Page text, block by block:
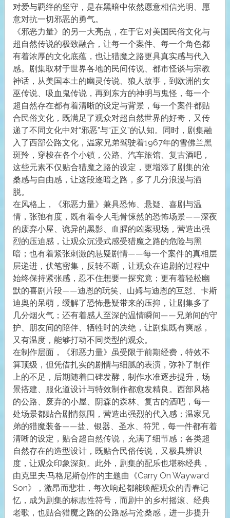
对爱与羁绊的坚守，是在黑暗中依然愿意相信光明、愿
意对抗一切邪恶的勇气。
《邪恶力量》的另一大亮点，在于它对美国民俗文化与
超自然传说的极致融合，让每一个案件、每一个角色都
有着浓厚的文化底蕴，也让猎魔之路更具真实感与代入
感。剧集取材于世界各地的民间传说、都市怪谈与宗教
神话，从美国本土的幽灵传说、狼人故事，到欧洲的女
巫传说、吸血鬼传说，再到东方的神明与鬼怪，每一个
超自然存在都有着清晰的设定与背景，每一个案件都贴
合民俗文化，既满足了观众对超自然世界的好奇，又传
递了不同文化中对“邪恶”与“正义”的认知。同时，剧集融
入了西部公路文化，温家兄弟驾驶着1967年的雪佛兰黑
斑羚，穿梭在各个小镇，公路、汽车旅馆、复古酒吧，
这些元素不仅贴合猎魔之路的设定，更增添了剧集的沧
桑感与自由感，让这段逐暗之路，多了几分浪漫与洒
脱。
在风格上，《邪恶力量》兼具恐怖、悬疑、喜剧与温
情，张弛有度，既有着令人毛骨悚然的恐怖场景——深夜
的废弃小屋、诡异的黑影、血腥的凶案现场，营造出强
烈的压迫感，让观众沉浸式感受猎魔之路的危险与黑
暗；也有着紧张刺激的悬疑剧情——每一个案件的真相层
层递进，伏笔密集，反转不断，让观众在追剧的过程中
始终保持紧张感，忍不住想要一探究竟；更有着轻松幽
默的喜剧片段——迪恩的玩笑、山姆与迪恩的互怼、卡斯
迪奥的呆萌，缓解了恐怖悬疑带来的压抑，让剧集多了
几分烟火气；还有着感人至深的温情瞬间——兄弟间的守
护、朋友间的陪伴、牺牲时的决绝，让剧集既有爽感，
又有温度，能够打动不同类型的观众。
在制作层面，《邪恶力量》虽受限于前期经费，特效不
算顶级，但凭借扎实的剧情与细腻的表演，弥补了制作
上的不足，后期随着口碑发酵，制作水准逐步提升，场
景搭建、服化道设计与特效制作都愈发精良。西部风格
的公路、废弃的小屋、阴森的森林、复古的酒吧，每一
处场景都贴合剧情氛围，营造出强烈的代入感；温家兄
弟的猎魔装备——盐、银器、圣水、符咒，每一件都有着
清晰的设定，贴合超自然传说，充满了细节感；各类超
自然存在的造型设计，既贴合民俗传说，又极具辨识
度，让观众印象深刻。此外，剧集的配乐也堪称经典，
由克里夫·马格尼斯创作的主题曲《Carry On Wayward
Son》，激昂而悲壮，每次响起都能唤醒观众的青春记
忆，成为剧集的标志性符号，而剧中的乡村摇滚、经典
老歌，也贴合猎魔之路的公路感与沧桑感，进一步提升